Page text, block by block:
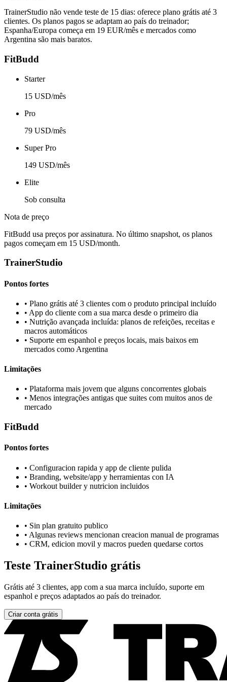
TrainerStudio não vende teste de 15 dias: oferece plano grátis até 3
clientes. Os planos pagos se adaptam ao país do treinador;
Espanha/Europa começa em 19 EUR/mês e mercados como
Argentina são mais baratos.
FitBudd
Starter
15 USD/mês
Pro
79 USD/mês
Super Pro
149 USD/mês
Elite
Sob consulta
Nota de preço
FitBudd usa preços por assinatura. No último snapshot, os planos
pagos começam em 15 USD/month.
TrainerStudio
Pontos fortes
• Plano grátis até 3 clientes com o produto principal incluído
• App do cliente com a sua marca desde o primeiro dia
• Nutrição avançada incluída: planos de refeições, receitas e
macros automáticos
• Suporte em espanhol e preços locais, mais baixos em
mercados como Argentina
Limitações
• Plataforma mais jovem que alguns concorrentes globais
• Menos integrações antigas que suites com muitos anos de
mercado
FitBudd
Pontos fortes
• Configuracion rapida y app de cliente pulida
• Branding, website/app y herramientas con IA
• Workout builder y nutricion incluidos
Limitações
• Sin plan gratuito publico
• Algunas reviews mencionan creacion manual de programas
• CRM, edicion movil y macros pueden quedarse cortos
Teste TrainerStudio grátis
Grátis até 3 clientes, app com a sua marca incluído, suporte em
espanhol e preços adaptados ao país do treinador.
Criar conta grátis